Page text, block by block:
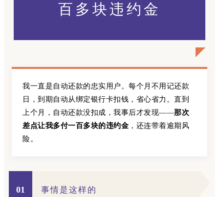
百多块违约金
我一直是自动还款的忠实用户。每个月不用记还款
日，到期自动从绑定银行卡扣钱，省心省力。直到
上个月，自动还款没扣成，我事后才发现——那次
差点让我多付一百多块的违约金 ，还连带着逾期风
险。
01 事情是这样的